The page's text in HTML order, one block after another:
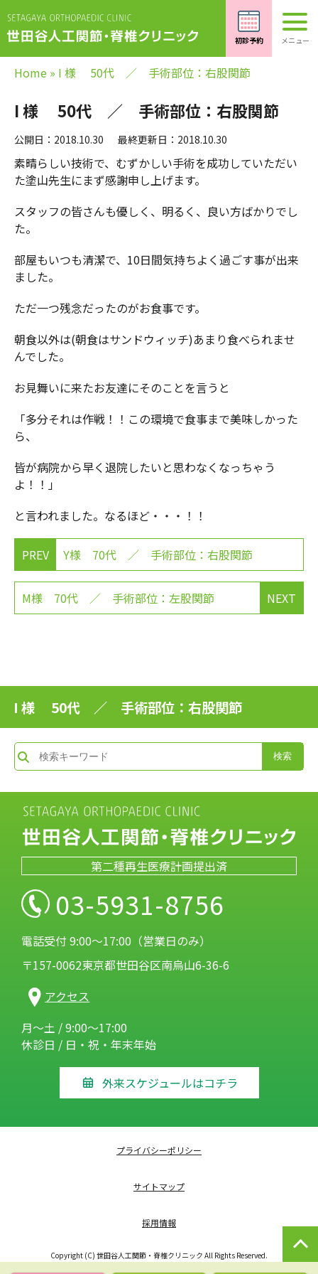
Home » I 様 50代 ／ 手術部位：右股関節
I 様 50代 ／ 手術部位：右股関節
公開日：2018.10.30 最終更新日：2018.10.30
素晴らしい技術で、むずかしい手術を成功していただい
た塗山先生にまず感謝申し上げます。
スタッフの皆さんも優しく、明るく、良い方ばかりでし
た。
部屋もいつも清潔で、10日間気持ちよく過ごす事が出来
ました。
ただ一つ残念だったのがお食事です。
朝食以外は(朝食はサンドウィッチ)あまり食べられませ
んでした。
お見舞いに来たお友達にそのことを言うと
「多分それは作戦！！この環境で食事まで美味しかった
ら、
皆が病院から早く退院したいと思わなくなっちゃう
よ！！」
と言われました。なるほど・・・！！
PREV Y様 70代 ／ 手術部位：右股関節
NEXT
M様 70代 ／ 手術部位：左股関節
I 様 50代 ／ 手術部位：右股関節
第二種再生医療計画提出済
03-5931-8756
電話受付 9:00～17:00（営業日のみ）
〒157-0062東京都世田谷区南烏山6-36-6
アクセス
月～土 / 9:00～17:00
休診日 / 日・祝・年末年始
外来スケジュールはコチラ
プライバシーポリシー
サイトマップ
採用情報
Copyright (C) 世田谷人工関節・脊椎クリニック All Rights Reserved.